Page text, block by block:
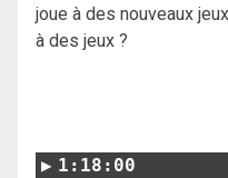
joue à des nouveaux
à des jeux ?
1:18:00